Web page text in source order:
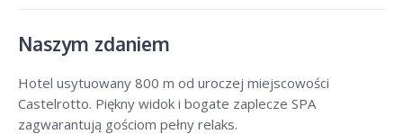
Naszym zdaniem
Hotel usytuowany 800 m od uroczej miejscowości
Castelrotto. Piękny widok i bogate zaplecze SPA
zagwarantują gościom pełny relaks.